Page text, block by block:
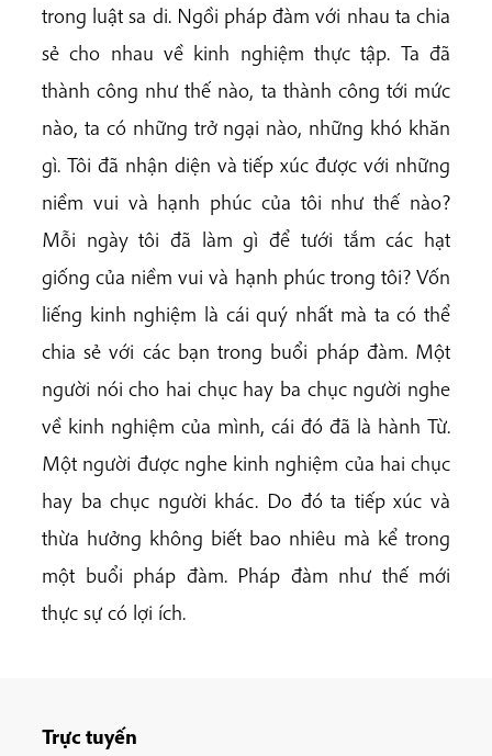
trong luật sa di. Ngồi pháp đàm với nhau ta chia
sẻ cho nhau về kinh nghiệm thực tập. Ta đã
thành công như thế nào, ta thành công tới mức
nào, ta có những trở ngại nào, những khó khăn
gì. Tôi đã nhận diện và tiếp xúc được với những
niềm vui và hạnh phúc của tôi như thế nào?
Mỗi ngày tôi đã làm gì để tưới tắm các hạt
giống của niềm vui và hạnh phúc trong tôi? Vốn
liếng kinh nghiệm là cái quý nhất mà ta có thể
chia sẻ với các bạn trong buổi pháp đàm. Một
người nói cho hai chục hay ba chục người nghe
về kinh nghiệm của mình, cái đó đã là hành Từ.
Một người được nghe kinh nghiệm của hai chục
hay ba chục người khác. Do đó ta tiếp xúc và
thừa hưởng không biết bao nhiêu mà kể trong
một buổi pháp đàm. Pháp đàm như thế mới
thực sự có lợi ích.
Trực tuyến